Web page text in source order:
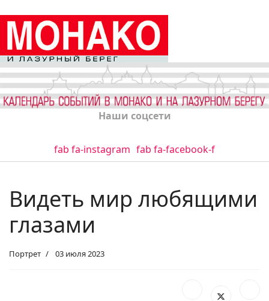
Наши соцсети
fab fa-instagram fab fa-facebook-f
Видеть мир любящими
глазами
Портрет 03 июля 2023